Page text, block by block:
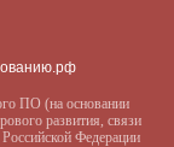
ПО (на основании
развития, связи
Федерации